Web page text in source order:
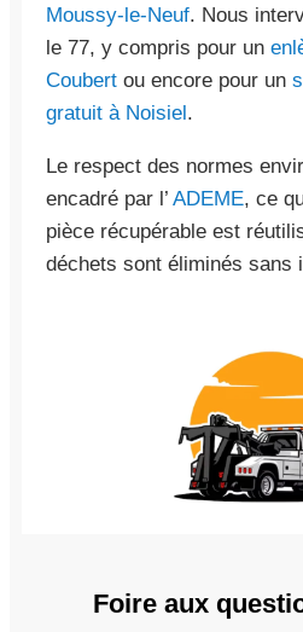
Moussy-le-Neuf. Nous
le 77, y compris pour un
Coubert ou encore pour un
gratuit à Noisiel.
Le respect des normes
encadré par l’ ADEME, ce
pièce récupérable est
déchets sont éliminés sans
Foire aux